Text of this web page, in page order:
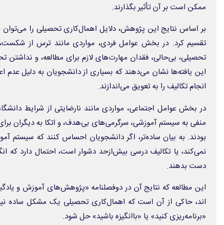
ممکن است بر آن تأثیر بگذارند.
بر اساس نتایج این پژوهش، دلایل اهمال‌کاری تحصیلی را
تقسیم کرد. در بخش عوامل فردی، مواردی مانند ترس از
تحصیلی، بی‌حالی، فقدان مهارت‌های لازم برای مطالعه، و
این یافته‌ها نشان می‌دهند که بسیاری از دانشجویان به دلیل عدم
انجام تکالیف را به تعویق می‌اندازند.
در بخش عوامل اجتماعی، مواردی مانند نارضایتی از شرایط
منفی به سیستم آموزشی، سرگرمی‌های بی‌هدف، و اتکا به دیگران
بودند. به بیان ساده‌تر، اگر دانشجویان احساس کنند که سیستم
نمی‌کند، یا تکالیف درسی بیش‌ازحد دشوار است، احتمال دارد که
دست بدهند.
این مطالعه که نتایج آن در دوفصلنامه «پژوهش‌های آموزش و
اند، حاکی از آن است که اهمال‌کاری تحصیلی یک مشکل ساده
«برنامه‌ریزی کنید» یا «باانگیزه باشید» حل شود.